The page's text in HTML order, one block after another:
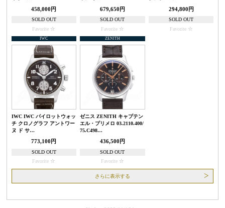
458,000円
SOLD OUT
Favorite
679,650円
SOLD OUT
Favorite
294,800円
SOLD OUT
Favorite
IWC
IWC IWC パイロットウォッ
チ クロノグラフ アントワー
ヌ ド サ…
773,100円
SOLD OUT
Favorite
ZENITH
ゼニス ZENITH キャプテン
エル・プリメロ 03.2110.400/
75.C498…
436,500円
SOLD OUT
Favorite
さらに表示する